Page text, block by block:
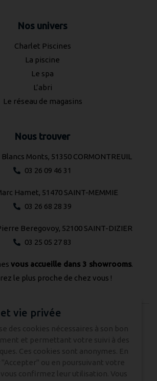
Nos univers
Charlet Piscines
La piscine
Le spa
L’abri
Le réseau de magasins
Nous trouver
Monts, 51350 CORMONTREUIL
03 26 09 46 31
Hamet, 51470 SAINT-MEMMIE
03 26 68 28 39
Beregovoy, 52100 SAINT-DIZIER
03 25 05 27 83
vous accueille dans 3 showrooms.
le plus proche de chez vous !
PISCINES - Tous droits réservés -
Atmédia & Partner's
Nous contacter
vie privée
des cookies nécessaires à son bon
et permettant votre suivi à des
Ces cookies sont anonymes. En
"Accepter" ou en poursuivant votre
confirmez leur utilisation. Vous